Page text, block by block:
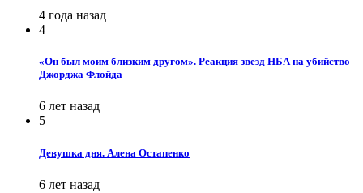
4 года назад
4
«Он был моим близким другом». Реакция звезд НБА на убийство
Джорджа Флойда
6 лет назад
5
Девушка дня. Алена Остапенко
6 лет назад